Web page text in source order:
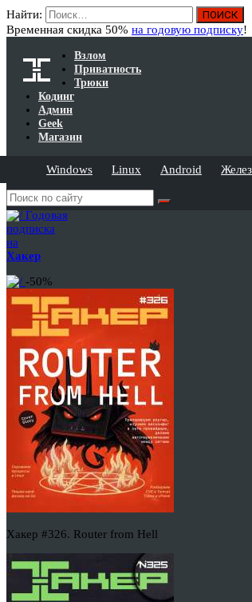
Найти:
Временная скидка 50% на годовую подписку!
Взлом
Приватность
Трюки
Кодинг
Админ
Geek
Магазин
Windows Linux Android
Годовая
подписка
на
Хакер
-50%
Хакер #326. Router from Hell